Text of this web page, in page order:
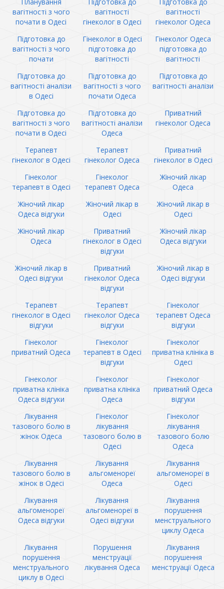
вагітності з чого
почати в Одесі
вагітності
гінеколог в Одесі
вагітності
гінеколог Одеса
Підготовка до
вагітності з чого
почати
Гінеколог в Одесі
підготовка до
вагітності
Гінеколог Одеса
підготовка до
вагітності
Підготовка до
вагітності аналізи
в Одесі
Підготовка до
вагітності з чого
почати Одеса
Підготовка до
вагітності аналізи
Підготовка до
вагітності з чого
почати в Одесі
Підготовка до
вагітності аналізи
Одеса
Приватний
гінеколог Одеса
Терапевт
гінеколог в Одесі
Терапевт
гінеколог Одеса
Приватний
гінеколог в Одесі
Гінеколог
терапевт в Одесі
Гінеколог
терапевт Одеса
Жіночий лікар
Одеса
Жіночий лікар
Одеса відгуки
Жіночий лікар в
Одесі
Жіночий лікар в
Одесі
Жіночий лікар
Одеса
Приватний
гінеколог в Одесі
відгуки
Жіночий лікар
Одеса відгуки
Жіночий лікар в
Одесі відгуки
Приватний
гінеколог Одеса
відгуки
Жіночий лікар в
Одесі відгуки
Терапевт
гінеколог в Одесі
відгуки
Терапевт
гінеколог Одеса
відгуки
Гінеколог
терапевт Одеса
відгуки
Гінеколог
приватний Одеса
Гінеколог
терапевт в Одесі
відгуки
Гінеколог
приватна клініка в
Одесі
Гінеколог
приватна клініка
Одеса відгуки
Гінеколог
приватна клініка
Одеса
Гінеколог
приватний Одеса
відгуки
Лікування
тазового болю в
жінок Одеса
Гінеколог
лікування
тазового болю в
Одесі
Гінеколог
лікування
тазового болю
Одеса
Лікування
тазового болю в
жінок в Одесі
Лікування
альгоменореї
Одеса
Лікування
альгоменореї в
Одесі
Лікування
альгоменореї
Одеса відгуки
Лікування
альгоменореї в
Одесі відгуки
Лікування
порушення
менструального
циклу Одеса
Лікування
порушення
менструального
циклу в Одесі
Порушення
менструації
лікування Одеса
Лікування
порушення
менструації Одеса